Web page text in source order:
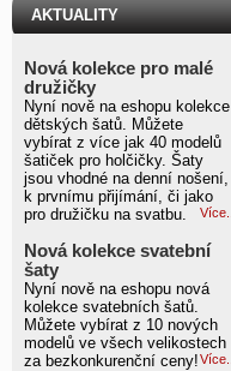
AKTUALITY
Nová kolekce pro malé
družičky
Nyní nově na eshopu kolekce
dětských šatů. Můžete
vybírat z více jak 40 modelů
šatiček pro holčičky. Šaty
jsou vhodné na denní nošení,
k prvnímu přijímání, či jako
pro družičku na svatbu.
Více..
Nová kolekce svatební
šaty
Nyní nově na eshopu nová
kolekce svatebních šatů.
Můžete vybírat z 10 nových
modelů ve všech velikostech
za bezkonkurenční ceny!Více..